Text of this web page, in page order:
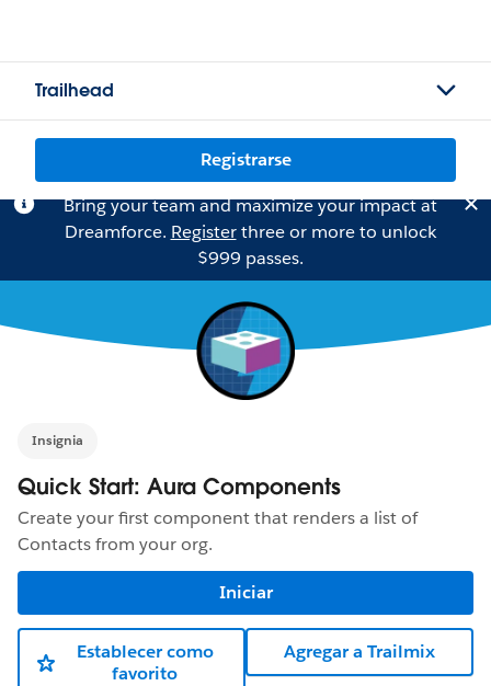
Trailhead
Registrarse
Bring your team and maximize your impact at
Dreamforce. Registerthree or more to unlock
$999 passes.
Insignia
Quick Start: Aura Components
Create your first component that renders a list of
Contacts from your org.
Iniciar
Establecer como
favorito
Agregar a Trailmix